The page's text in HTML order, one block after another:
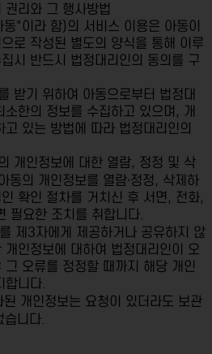
리와 그 행사방법
"이라 함)의 서비스 이용은 아동이
로 작성된 별도의 양식을 통해 이루
시 반드시 법정대리인의 동의를 구
받기 위하여 아동으로부터 법정대
한의 정보를 수집하고 있으며, 개
있는 방법에 따라 법정대리인의
개인정보에 대한 열람, 정정 및 삭
동의 개인정보를 열람·정정, 삭제하
확인 절차를 거치신 후 서면, 전화,
필요한 조치를 취합니다.
제3자에게 제공하거나 공유하지 않
인정보에 대하여 법정대리인이 오
오류를 정정할 때까지 해당 개인
합니다.
개인정보는 요청이 있더라도 보관
습니다.